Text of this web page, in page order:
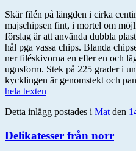
Skär filén på längden i cirka
majschipsen fint, i mortel om
förslag är att använda dubbla
hål pga vassa chips. Blanda
ner filéskivorna en efter en och
ugnsform. Stek på 225 grader i
kycklingen är genomstekt och
hela texten
Detta inlägg postades i Mat den
Delikatesser från norr